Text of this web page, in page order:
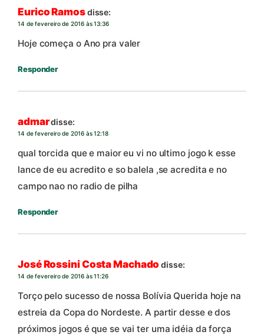
Eurico Ramosdisse:
14 de fevereiro de 2016 às 13:36
Hoje começa o Ano pra valer
Responder
admardisse:
14 de fevereiro de 2016 às 12:18
qual torcida que e maior eu vi no ultimo jogo k esse
lance de eu acredito e so balela ,se acredita e no
campo nao no radio de pilha
Responder
José Rossini Costa Machado disse:
14 de fevereiro de 2016 às 11:26
Torço pelo sucesso de nossa Bolívia Querida hoje na
estreia da Copa do Nordeste. A partir desse e dos
próximos jogos é que se vai ter uma idéia da força